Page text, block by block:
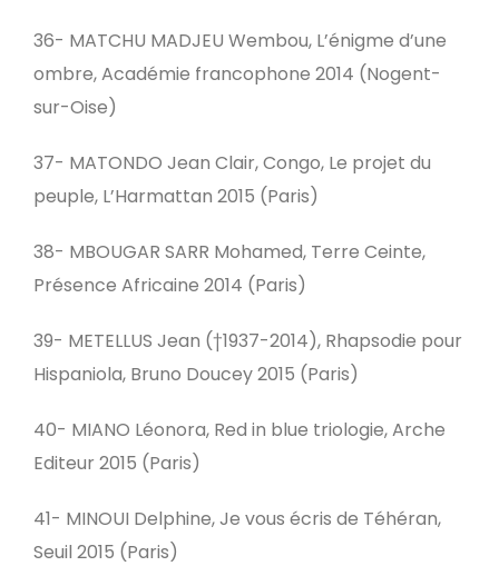
36- MATCHU MADJEU Wembou, L’énigme d’une
ombre, Académie francophone 2014 (Nogent-
sur-Oise)
37- MATONDO Jean Clair, Congo, Le projet du
peuple, L’Harmattan 2015 (Paris)
38- MBOUGAR SARR Mohamed, Terre Ceinte,
Présence Africaine 2014 (Paris)
39- METELLUS Jean (†1937-2014), Rhapsodie pour
Hispaniola, Bruno Doucey 2015 (Paris)
40- MIANO Léonora, Red in blue triologie, Arche
Editeur 2015 (Paris)
41- MINOUI Delphine, Je vous écris de Téhéran,
Seuil 2015 (Paris)